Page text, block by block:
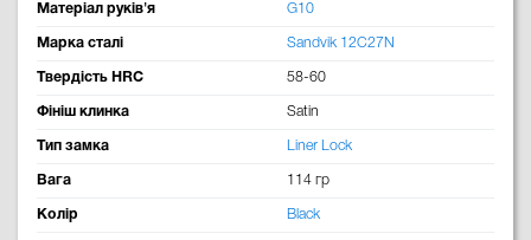
Матеріал руків'я G10
Марка сталі Sandvik 12C27N
Твердість HRC 58-60
Фініш клинка Satin
Тип замка Liner Lock
Вага 114 гр
Колір Black